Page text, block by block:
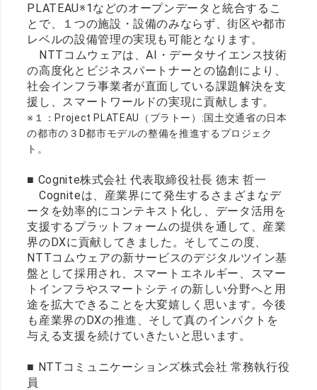
PLATEAU※1などのオープンデータと統合するこ
とで、１つの施設・設備のみならず、街区や都市
レベルの設備管理の実現も可能となります。
NTTコムウェアは、AI・データサイエンス技術
の高度化とビジネスパートナーとの協創により、
社会インフラ事業者が直面している課題解決を支
援し、スマートワールドの実現に貢献します。
※１：Project PLATEAU（プラトー）:国土交通省の日本
の都市の３D都市モデルの整備を推進するプロジェク
ト。
■ Cognite株式会社 代表取締役社長 徳末 哲一
Cogniteは、産業界にて発生するさまざまなデ
ータを効率的にコンテキスト化し、データ活用を
支援するプラットフォームの提供を通して、産業
界のDXに貢献してきました。そしてこの度、
NTTコムウェアの新サービスのデジタルツイン基
盤として採用され、スマートエネルギー、スマー
トインフラやスマートシティの新しい分野へと用
途を拡大できることを大変嬉しく思います。今後
も産業界のDXの推進、そして真のインパクトを
与える支援を続けていきたいと思います。
■ NTTコミュニケーションズ株式会社 常務執行役
員